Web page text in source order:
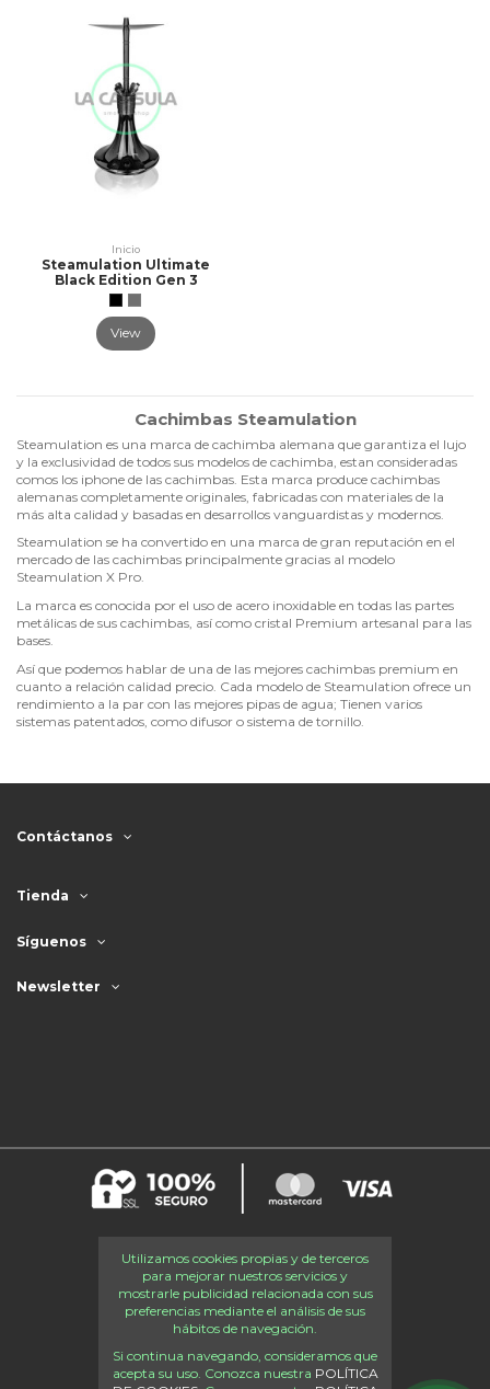
Inicio
Steamulation Ultimate
Black Edition Gen 3
View
Cachimbas Steamulation
Steamulation es una marca de cachimba alemana que garantiza el lujo
y la exclusividad de todos sus modelos de cachimba, estan consideradas
comos los iphone de las cachimbas. Esta marca produce cachimbas
alemanas completamente originales, fabricadas con materiales de la
más alta calidad y basadas en desarrollos vanguardistas y modernos.
Steamulation se ha convertido en una marca de gran reputación en el
mercado de las cachimbas principalmente gracias al modelo
Steamulation X Pro.
La marca es conocida por el uso de acero inoxidable en todas las partes
metálicas de sus cachimbas, así como cristal Premium artesanal para las
bases.
Así que podemos hablar de una de las mejores cachimbas premium en
cuanto a relación calidad precio. Cada modelo de Steamulation ofrece un
rendimiento a la par con las mejores pipas de agua; Tienen varios
sistemas patentados, como difusor o sistema de tornillo.
Contáctanos
Tienda
Síguenos
Newsletter
Utilizamos cookies propias y de terceros
para mejorar nuestros servicios y
mostrarle publicidad relacionada con sus
preferencias mediante el análisis de sus
hábitos de navegación.
Si continua navegando, consideramos que
acepta su uso. Conozca nuestra POLÍTICA